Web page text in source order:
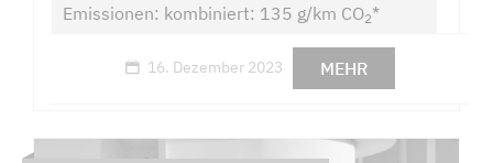
Emissionen: kombiniert: 135 g/km CO2*
16. Dezember 2023 MEHR